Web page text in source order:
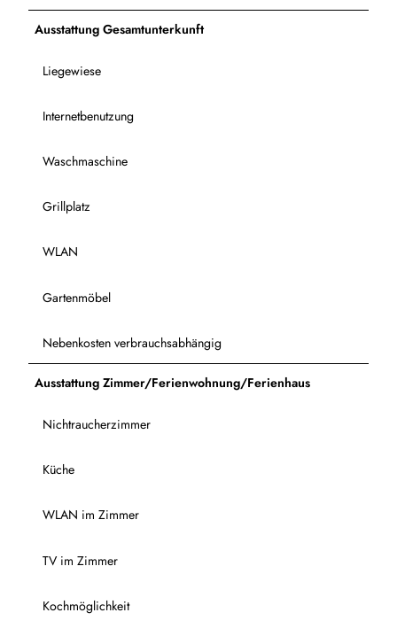
Ausstattung Gesamtunterkunft
Liegewiese
Internetbenutzung
Waschmaschine
Grillplatz
WLAN
Gartenmöbel
Nebenkosten verbrauchsabhängig
Ausstattung Zimmer/Ferienwohnung/Ferienhaus
Nichtraucherzimmer
Küche
WLAN im Zimmer
TV im Zimmer
Kochmöglichkeit